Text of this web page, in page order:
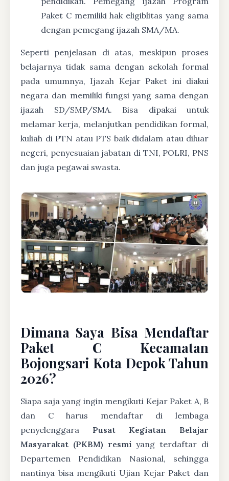
Paket C memiliki hak eligiblitas yang sama
dengan pemegang ijazah SMA/MA.
Seperti penjelasan di atas, meskipun proses
belajarnya tidak sama dengan sekolah formal
pada umumnya, Ijazah Kejar Paket ini diakui
negara dan memiliki fungsi yang sama dengan
ijazah SD/SMP/SMA. Bisa dipakai untuk
melamar kerja, melanjutkan pendidikan formal,
kuliah di PTN atau PTS baik didalam atau diluar
negeri, penyesuaian jabatan di TNI, POLRI, PNS
dan juga pegawai swasta.
Dimana Saya Bisa Mendaftar
Paket C Kecamatan
Bojongsari Kota Depok Tahun
2026?
Siapa saja yang ingin mengikuti Kejar Paket A, B
dan C harus mendaftar di lembaga
penyelenggara Pusat Kegiatan Belajar
Masyarakat (PKBM) resmi yang terdaftar di
Departemen Pendidikan Nasional, sehingga
nantinya bisa mengikuti Ujian Kejar Paket dan